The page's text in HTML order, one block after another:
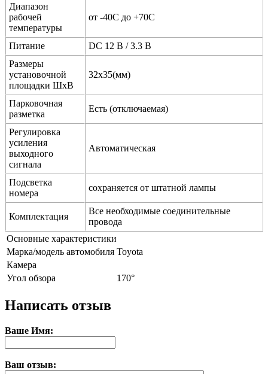
Диапазон
рабочей
температуры
от -40C до +70C
Питание
DC 12 В / 3.3 В
Размеры
установочной
площадки ШхВ
32х35(мм)
Парковочная
разметка
Есть (отключаемая)
Регулировка
усиления
выходного
сигнала
Автоматическая
Подсветка
номера
сохраняется от штатной лампы
Комплектация
Все необходимые соединительные
провода
Основные характеристики
Марка/модель автомобиля Toyota
Камера
Угол обзора
170°
Написать отзыв
Ваше Имя:
Ваш отзыв: